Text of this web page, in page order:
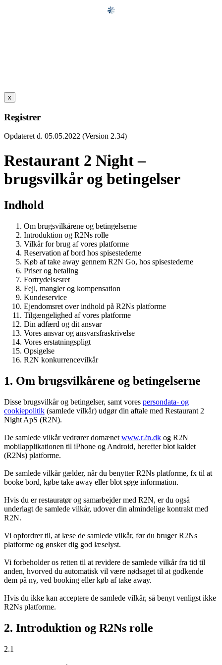
x
Registrer
Opdateret d. 05.05.2022 (Version 2.34)
Restaurant 2 Night –
brugsvilkår og betingelser
Indhold
Om brugsvilkårene og betingelserne
Introduktion og R2Ns rolle
Vilkår for brug af vores platforme
Reservation af bord hos spisestederne
Køb af take away gennem R2N Go, hos spisestederne
Priser og betaling
Fortrydelsesret
Fejl, mangler og kompensation
Kundeservice
Ejendomsret over indhold på R2Ns platforme
Tilgængelighed af vores platforme
Din adfærd og dit ansvar
Vores ansvar og ansvarsfraskrivelse
Vores erstatningspligt
Opsigelse
R2N konkurrencevilkår
1. Om brugsvilkårene og betingelserne
Disse brugsvilkår og betingelser, samt vores persondata- og
cookiepolitik (samlede vilkår) udgør din aftale med Restaurant 2
Night ApS (R2N).
De samlede vilkår vedrører domænet www.r2n.dk og R2N
mobilapplikationen til iPhone og Android, herefter blot kaldet
(R2Ns) platforme.
De samlede vilkår gælder, når du benytter R2Ns platforme, fx til at
booke bord, købe take away eller blot søge information.
Hvis du er restauratør og samarbejder med R2N, er du også
underlagt de samlede vilkår, udover din almindelige kontrakt med
R2N.
Vi opfordrer til, at læse de samlede vilkår, før du bruger R2Ns
platforme og ønsker dig god læselyst.
Vi forbeholder os retten til at revidere de samlede vilkår fra tid til
anden, hvorved du automatisk vil være nødsaget til at godkende
dem på ny, ved booking eller køb af take away.
Hvis du ikke kan acceptere de samlede vilkår, så benyt venligst ikke
R2Ns platforme.
2. Introduktion og R2Ns rolle
2.1